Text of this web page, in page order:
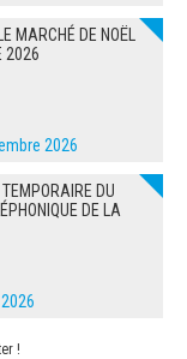
MARCHÉ DE NOËL
2026
2026
DU
DE LA
!